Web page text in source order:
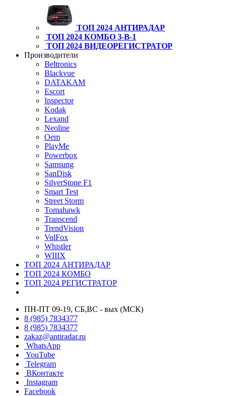
ТОП 2024 АНТИРАДАР
ТОП 2024 КОМБО 3-В-1
ТОП 2024 ВИДЕОРЕГИСТРАТОР
Производители
Beltronics
Blackvue
DATAKAM
Escort
Inspector
Kodak
Lexand
Neoline
Oem
PlayMe
Powerbox
Samsung
SanDisk
SilverStone F1
Smart Test
Street Storm
Tomahawk
Transcend
TrendVision
VolFox
Whistler
WIIIX
ТОП 2024 АНТИРАДАР
ТОП 2024 КОМБО
ТОП 2024 РЕГИСТРАТОР
ПН-ПТ 09-19, СБ,ВС - вых (МСК)
8 (985) 7834377
8 (985) 7834377
zakaz@antiradar.ru
WhatsApp
YouTube
Telegram
ВКонтакте
Instagram
Facebook